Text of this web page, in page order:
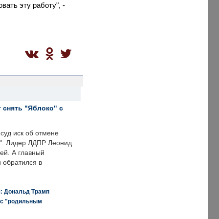
эту работу", -
снять "Яблоко" с
иск об отмене
Лидер ЛДПР Леонид
А главный
обратился в
Дональд Трамп
с "родильным